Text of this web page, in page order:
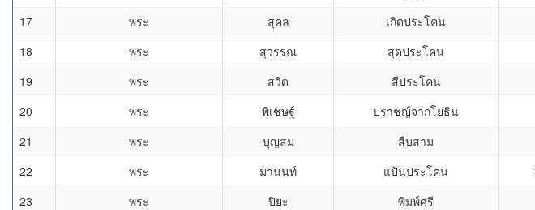
17
พระ สุคล เกิดประโคน
18
พระ สุวรรณ สุดประโคน
19
พระ สวิด สีประโคน
20
พระ พิเชษฐ์ ปราชญ์จากโยธิน
21
พระ บุญสม สืบสาม
22
พระ มานนท์ แป้นประโคน
23
พระ ปิยะ พิมพ์ศรี